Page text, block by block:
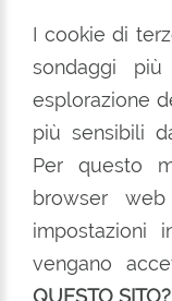
I cookie di
sondaggi
esplorazione
più sensibili
Per questo
browser
impostazioni
vengano
QUESTO SITO?